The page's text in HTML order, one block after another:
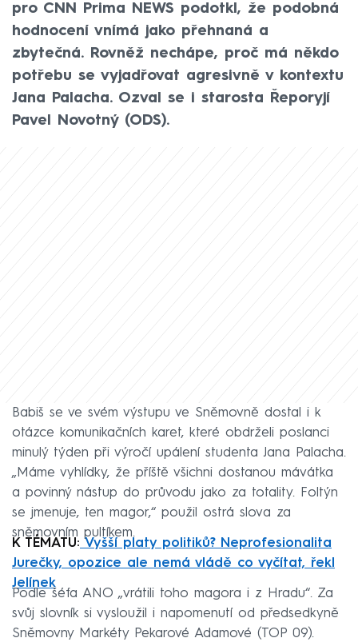
pro CNN Prima NEWS podotkl, že podobná
hodnocení vnímá jako přehnaná a
zbytečná. Rovněž nechápe, proč má někdo
potřebu se vyjadřovat agresivně v kontextu
Jana Palacha. Ozval se i starosta Řeporyjí
Pavel Novotný (ODS).
Babiš se ve svém výstupu ve Sněmovně dostal i k
otázce komunikačních karet, které obdrželi poslanci
minulý týden při výročí upálení studenta Jana Palacha.
„Máme vyhlídky, že příště všichni dostanou mávátka
a povinný nástup do průvodu jako za totality. Foltýn
se jmenuje, ten magor,“ použil ostrá slova za
sněmovním pultíkem.
K TÉMATU: Vyšší platy politiků? Neprofesionalita
Jurečky, opozice ale nemá vládě co vyčítat, řekl
Jelínek
Podle šéfa ANO „vrátili toho magora i z Hradu“. Za
svůj slovník si vysloužil i napomenutí od předsedkyně
Sněmovny Markéty Pekarové Adamové (TOP 09).